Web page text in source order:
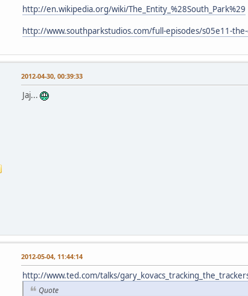
http://en.wikipedia.org/wiki/The_Entity_%28South_Park%29
http://www.southparkstudios.com/full-episodes/s05e11-
2012-04-30, 00:39:33
Jaj...
2012-05-04, 11:44:14
http://www.ted.com/talks/
Quote